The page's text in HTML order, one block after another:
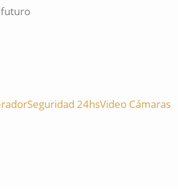
futuro
Seguridad 24hsVideo Cámaras